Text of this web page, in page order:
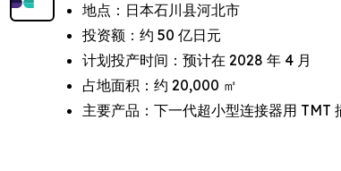
地点：日本石川县河北市
投资额：约 50 亿日元
计划投产时间：预计在 2028 年 4 月
占地面积：约 20,000 ㎡
主要产品：下一代超小型连接器用 TMT